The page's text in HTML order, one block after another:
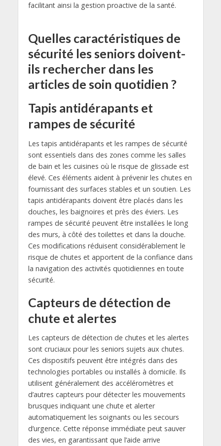
facilitant ainsi la gestion proactive de la santé.
Quelles caractéristiques de
sécurité les seniors doivent-
ils rechercher dans les
articles de soin quotidien ?
Tapis antidérapants et
rampes de sécurité
Les tapis antidérapants et les rampes de sécurité
sont essentiels dans des zones comme les salles
de bain et les cuisines où le risque de glissade est
élevé. Ces éléments aident à prévenir les chutes en
fournissant des surfaces stables et un soutien. Les
tapis antidérapants doivent être placés dans les
douches, les baignoires et près des éviers. Les
rampes de sécurité peuvent être installées le long
des murs, à côté des toilettes et dans la douche.
Ces modifications réduisent considérablement le
risque de chutes et apportent de la confiance dans
la navigation des activités quotidiennes en toute
sécurité.
Capteurs de détection de
chute et alertes
Les capteurs de détection de chutes et les alertes
sont cruciaux pour les seniors sujets aux chutes.
Ces dispositifs peuvent être intégrés dans des
technologies portables ou installés à domicile. Ils
utilisent généralement des accéléromètres et
d’autres capteurs pour détecter les mouvements
brusques indiquant une chute et alerter
automatiquement les soignants ou les secours
d’urgence. Cette réponse immédiate peut sauver
des vies, en garantissant que l’aide arrive